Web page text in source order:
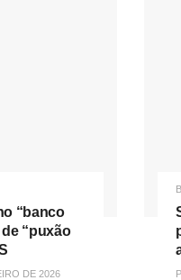
“banco
“puxão
DE 2026